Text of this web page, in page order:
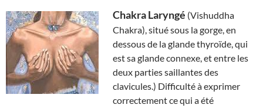
Chakra Laryngé (Vishuddha
Chakra), situé sous la gorge, en
dessous de la glande thyroïde, qui
est sa glande connexe, et entre les
deux parties saillantes des
clavicules.) Difficulté à exprimer
correctement ce qui a été